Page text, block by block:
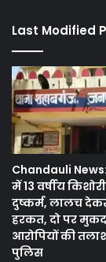
Last Modified
Chandauli
में 13 वर्षीय
दुष्कर्म, लालच
हरकत, दो पर
आरोपियों की
पुलिस